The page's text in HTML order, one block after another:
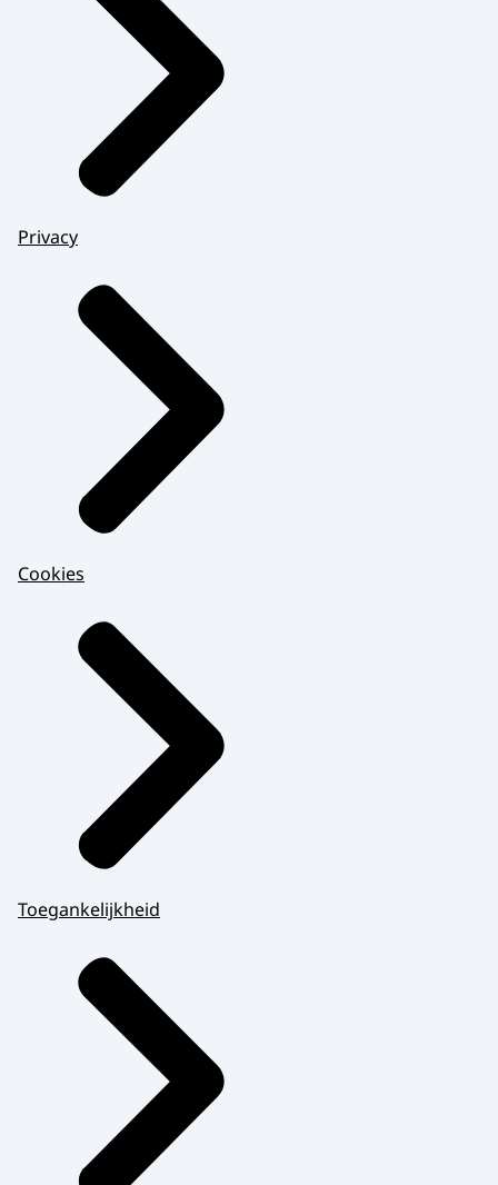
Privacy
Cookies
Toegankelijkheid